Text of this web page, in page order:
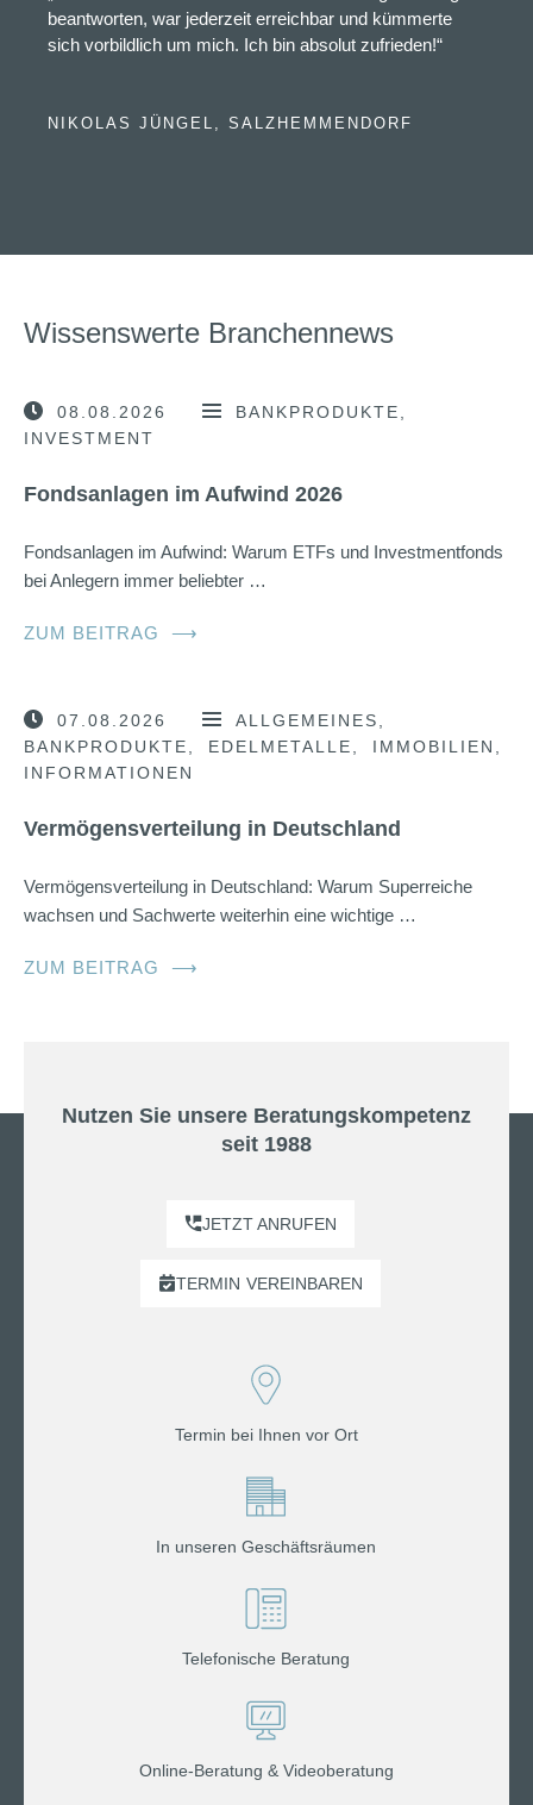
beantworten, war jederzeit erreichbar und kümmerte
sich vorbildlich um mich. Ich bin absolut zufrieden!“
NIKOLAS JÜNGEL, SALZHEMMENDORF
Wissenswerte Branchennews
08.08.2026
BANKPRODUKTE
INVESTMENT
Fondsanlagen im Aufwind 2026
Fondsanlagen im Aufwind: Warum ETFs und Investmentfonds
bei Anlegern immer beliebter …
ZUM BEITRAG ⟶
07.08.2026
ALLGEMEINES
BANKPRODUKTE
EDELMETALLE
IMMOBILIEN
INFORMATIONEN
Vermögensverteilung in Deutschland
Vermögensverteilung in Deutschland: Warum Superreiche
wachsen und Sachwerte weiterhin eine wichtige …
ZUM BEITRAG ⟶
Nutzen Sie unsere Beratungskompetenz
seit 1988
JETZT ANRUFEN
TERMIN VEREINBAREN
Termin bei Ihnen vor Ort
In unseren Geschäftsräumen
Telefonische Beratung
Online-Beratung & Videoberatung